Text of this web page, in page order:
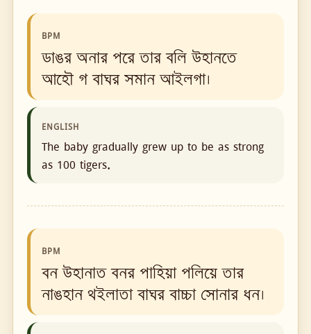
BPM
ডাঙর অনার পরে তার বলি উহানতে
আহৌ গ বাঘর সমান আইলগা।
ENGLISH
The baby gradually grew up to be as strong
as 100 tigers.
BPM
বন উহানাত বনর পাহিয়া পলিয়ে তার
নাঙহান থইলাতা বাঘর বাচ্চা সোনার ধন।